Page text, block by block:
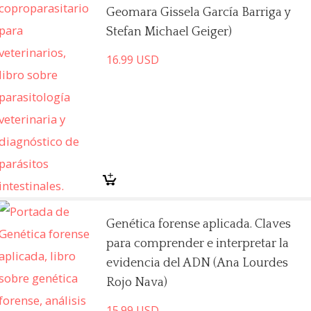
Geomara Gissela García Barriga y
Stefan Michael Geiger)
16.99 USD
Genética forense aplicada. Claves
para comprender e interpretar la
evidencia del ADN (Ana Lourdes
Rojo Nava)